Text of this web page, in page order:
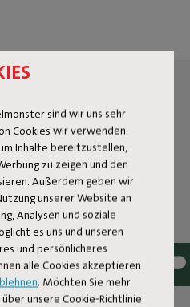
sind wir uns sehr
Cookies wir verwenden.
Inhalte bereitzustellen,
zu zeigen und den
Außerdem geben wir
unserer Website an
Analysen und soziale
es uns und unseren
und persönlicheres
alle Cookies akzeptieren
. Möchten Sie mehr
unsere Cookie-Richtlinie